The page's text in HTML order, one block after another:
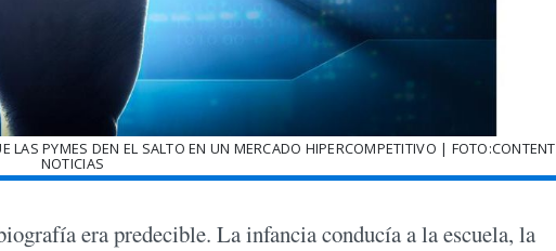
LAS PYMES DEN EL SALTO EN UN MERCADO HIPERCOMPETITIVO | FOTO:CONTENT
NOTICIAS
era predecible. La infancia conducía a la escuela, la